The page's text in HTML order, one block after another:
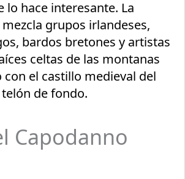
lo hace interesante. La
grupos irlandeses,
bardos bretones y artistas
celtas de las montanas
el castillo medieval del
de fondo.
Capodanno